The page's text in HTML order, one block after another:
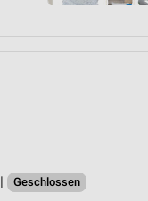
Geschlossen